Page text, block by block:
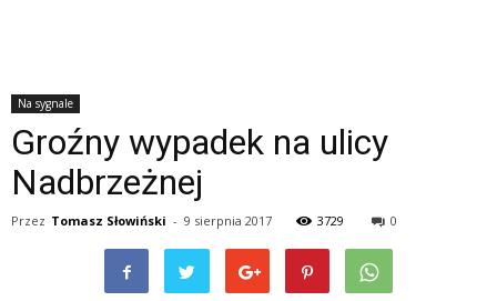
Na sygnale
Groźny wypadek na ulicy
Nadbrzeżnej
Przez Tomasz Słowiński - 9 sierpnia 2017 3729 0